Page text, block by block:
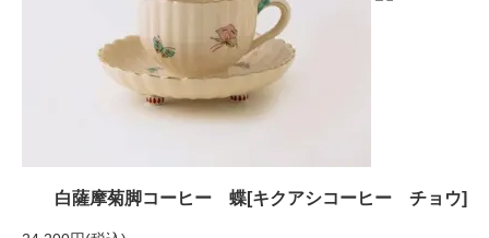
白薩摩菊脚コーヒー 蝶[キクアシコーヒー チョウ]